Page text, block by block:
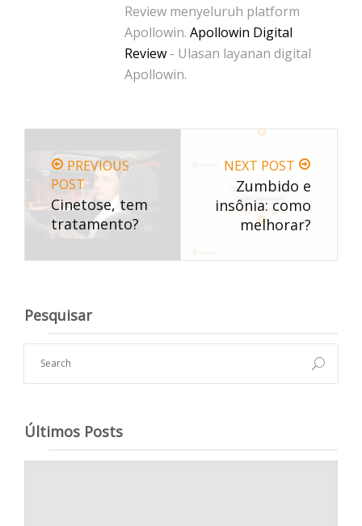
Review menyeluruh platform
Apollowin. Apollowin Digital
Review - Ulasan layanan digital
Apollowin.
PREVIOUS
POST
Cinetose, tem
tratamento?
NEXT POST
Zumbido e
insônia: como
melhorar?
Pesquisar
Últimos Posts